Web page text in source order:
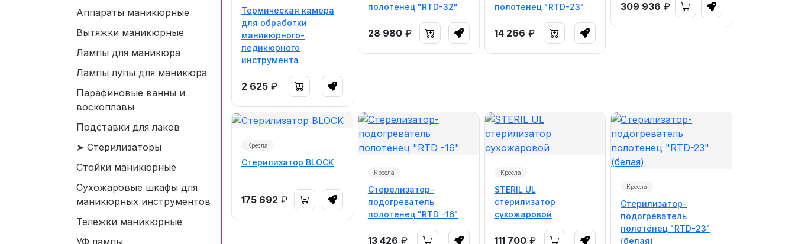
Аппараты маникюрные
Вытяжки маникюрные
Лампы для маникюра
Лампы лупы для маникюра
Парафиновые ванны и
воскоплавы
Подставки для лаков
Стерилизаторы
Стойки маникюрные
Сухожаровые шкафы для
маникюрных инструментов
Тележки маникюрные
УФ лампы
Термическая камера
для обработки
маникюрного-
педикюрного
инструмента
2 625 ₽
полотенец "RTD-32"
28 980 ₽
полотенец "RTD-23"
14 266 ₽
309 936 ₽
Кресла
Стерилизатор BLOCK
175 692 ₽
Кресла
Стерелизатор-
подогреватель
полотенец "RTD -16"
13 426 ₽
Кресла
STERIL UL
стерилизатор
сухожаровой
111 700 ₽
Кресла
Стерилизатор-
подогреватель
полотенец "RTD-23"
(белая)